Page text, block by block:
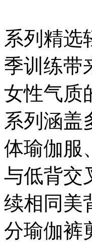
系列精选
季训练带
女性气质
系列涵盖
体瑜伽服
与低背交
续相同美
分瑜伽裤